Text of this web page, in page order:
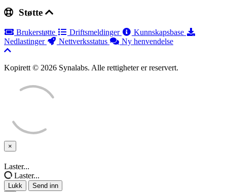
Støtte
Brukerstøtte Driftsmeldinger
Kunnskapsbase
Nedlastinger
Nettverksstatus Ny henvendelse
Kopirett © 2026 Synalabs. Alle rettigheter er reservert.
×
Lukk
Laster...
Laster...
Lukk
Send inn